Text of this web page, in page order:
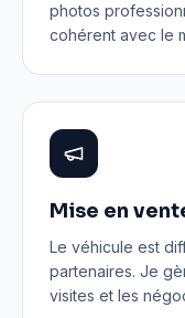
photos
cohérent avec le
Mise en
Le véhicule est
partenaires. Je
visites et les